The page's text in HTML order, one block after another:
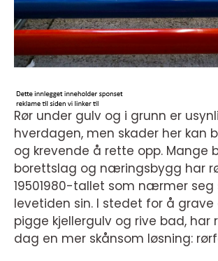
Rør under gulv og i grunn er
hverdagen, men skader her kan
og krevende å rette opp. Mange
borettslag og næringsbygg har
19501980-tallet som nærmer
levetiden sin. I stedet for å grave
pigge kjellergulv og rive bad, har
dag en mer skånsom løsning: